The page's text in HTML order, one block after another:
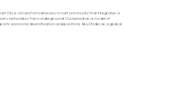
City is a transformative eco-smart community that integrates a
vertical bio-farm underground. Conceived as a model of
economic diversification and positions Abu Dhabi as a global